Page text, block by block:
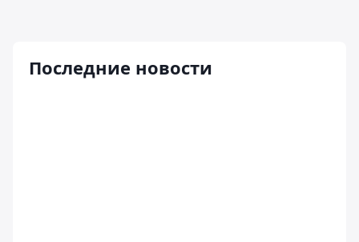
Последние новости